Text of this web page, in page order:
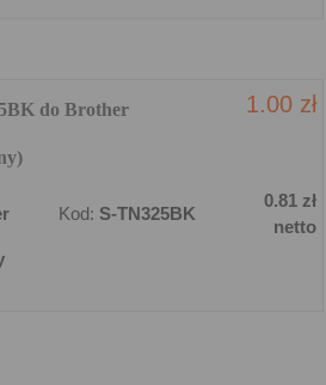
do Brother 1.00 zł
Kod: S-TN325BK
0.81 zł
netto